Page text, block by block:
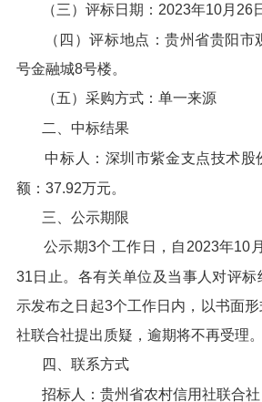
（三）评标日期：2023年10月26
（四）评标地点：贵州省贵阳
号金融城8号楼。
（五）采购方式：单一来源
二、中标结果
中标人：深圳市紫金支点技术股
额：37.92万元。
三、公示期限
公示期3个工作日，自2023年10
31日止。各有关单位及当事人对评标
示发布之日起3个工作日内，以书面
社联合社提出质疑，逾期将不再受理。
四、联系方式
招标人：贵州省农村信用社联合社